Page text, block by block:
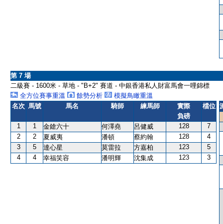
第 7 場
二級賽 - 1600米 - 草地 - "B+2" 賽道 - 中銀香港私人財富馬會一哩錦標
全方位賽事重溫
餘勢分析
模擬鳥瞰重溫
名次 馬號 馬名 騎師 練馬師
實際
負磅
檔位
1 1 金鎗六十 何澤堯 呂健威 128
7
2
2 夏威夷 潘頓 蔡約翰 128
4
3
5 達心星 莫雷拉 方嘉柏 123
5
4
4 幸福笑容 潘明輝 沈集成 123 3